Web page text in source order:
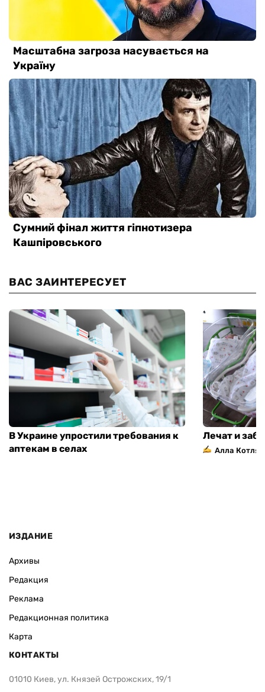
ВАС ЗАИНТЕРЕСУЕТ
В Украине упростили требования к
аптекам в селах
Лечат и
Алла Котляр
ИЗДАНИЕ
Архивы
Редакция
Реклама
Редакционная политика
Карта
КОНТАКТЫ
01010 Киев, ул. Князей Острожских, 19/1